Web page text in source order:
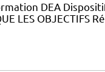
DEA
LES